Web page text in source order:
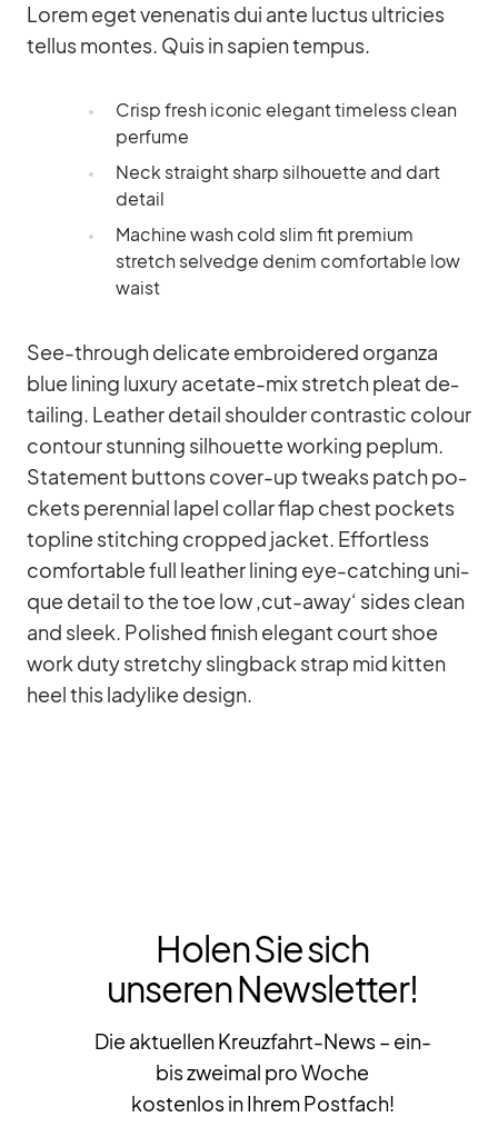
Lo­rem eget ve­nena­tis dui ante luc­tus ultri­cies
tel­lus mon­tes. Quis in sa­pien tem­pus.
Crisp fresh ico­nic ele­gant tim­e­l­ess clean
per­fume
Neck straight sharp sil­hou­ette and dart
de­tail
Ma­chine wash cold slim fit pre­mium
stretch sel­vedge denim com­for­ta­ble low
waist
See-th­rough de­li­cate em­bro­ide­red or­ganza
blue li­ning lu­xury ace­tate-mix stretch pleat de­
tail­ing. Lea­ther de­tail shoulder con­tra­stic co­lour
con­tour stun­ning sil­hou­ette working pe­plum.
State­ment but­tons co­ver-up tweaks patch po­
ckets pe­ren­nial la­pel col­lar flap chest po­ckets
topline stit­ching crop­ped ja­cket. Ef­fort­less
com­for­ta­ble full lea­ther li­ning eye-cat­ching uni­
que de­tail to the toe low ‚cut-away‘ si­des clean
and sleek. Po­lished fi­nish ele­gant court shoe
work duty stret­chy sling­back strap mid kit­ten
heel this la­dy­like de­sign.
Holen Sie sich
unseren Newsletter!
Die aktuellen Kreuzfahrt-News – ein-
bis zweimal pro Woche
kostenlos in Ihrem Postfach!